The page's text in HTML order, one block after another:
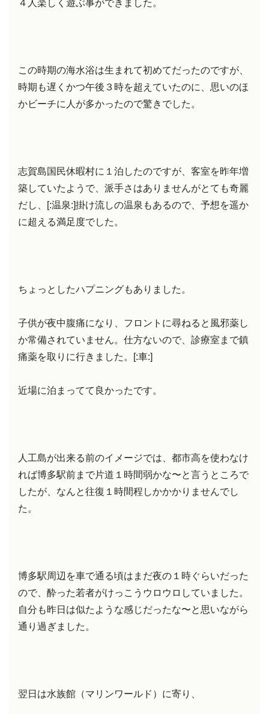
４人楽しく遊ぶ事ができました。
この時期の海水浴は生まれて初めてだったのですが、
時期も遅くかつ午後３時を超えていたのに、思いのほ
かビーチに人が多かったので驚きでした。
志賀島国民休暇村に１泊したのですが、客室を昨年増
築していたようで、派手さはありませんがとても奇麗
だし、[:温泉:]掛け流しの温泉もあるので、予想を遥か
に超える満足度でした。
ちょっとしたハプニングもありました。
子供が夜中腹痛になり、フロントに尋ねると風邪薬し
か常備されていません。仕方ないので、診療室まで鎮
痛薬を取りに行きました。[:車:]
近場に泊まってて良かったです。
人工島が出来る前のイメージでは、都市高を使わなけ
れば博多駅前まで片道１時間弱かな〜と言うところで
したが、なんと往復１時間程しかかかりませんでし
た。
博多駅周辺を車で通る頃はまだ夜の１時ぐらいだった
ので、酔った若者がけっこうウロウロしていました。
自分も昨日は似たような感じだったな〜と思いながら
通り過ぎました。
翌日は水族館（マリンワールド）に寄り、